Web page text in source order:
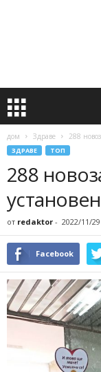
дом Здраве 288
ЗДРАВЕ ТОП
288
от redaktor - 2022/11/
Facebook